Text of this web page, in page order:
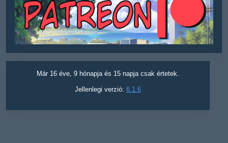
Már 16 éve, 9 hónapja és 15 napja csak értetek.
Jellenlegi verzió: 6.1.6